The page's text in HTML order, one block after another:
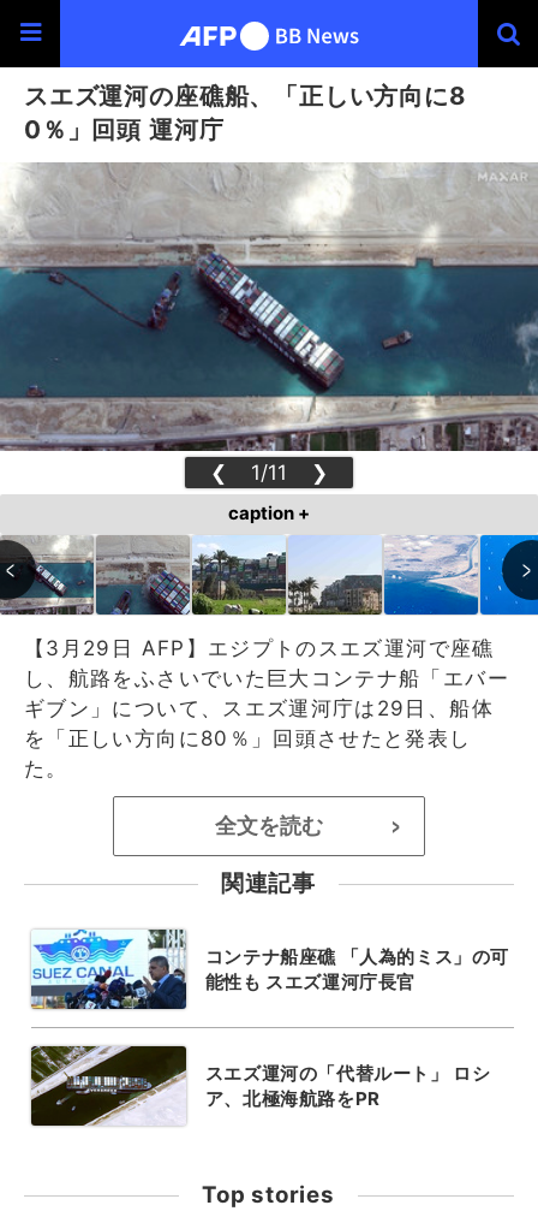
スエズ運河の座礁船、「正しい方向に8
0％」回頭 運河庁
❮ 1/11 ❯
caption +
【3月29日 AFP】エジプトのスエズ運河で座礁
し、航路をふさいでいた巨大コンテナ船「エバー
ギブン」について、スエズ運河庁は29日、船体
を「正しい方向に80％」回頭させたと発表し
た。
全文を読む >
関連記事
コンテナ船座礁 「人為的ミス」の可
能性も スエズ運河庁長官
スエズ運河の「代替ルート」 ロシ
ア、北極海航路をPR
Top stories